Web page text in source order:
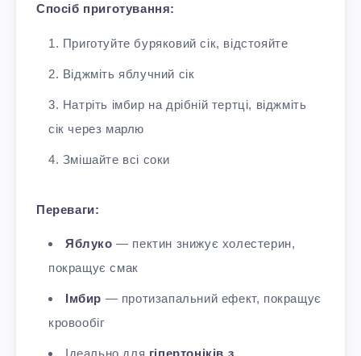
Спосіб приготування:
Приготуйте буряковий сік, відстояйте
Віджміть яблучний сік
Натріть імбир на дрібній тертці, віджміть
сік через марлю
Змішайте всі соки
Переваги:
Яблуко — пектин знижує холестерин,
покращує смак
Імбир — протизапальний ефект, покращує
кровообіг